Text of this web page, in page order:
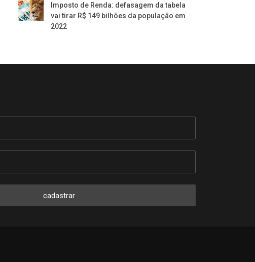
Imposto de Renda: defasagem da tabela
vai tirar R$ 149 bilhões da população em
2022
cadastrar